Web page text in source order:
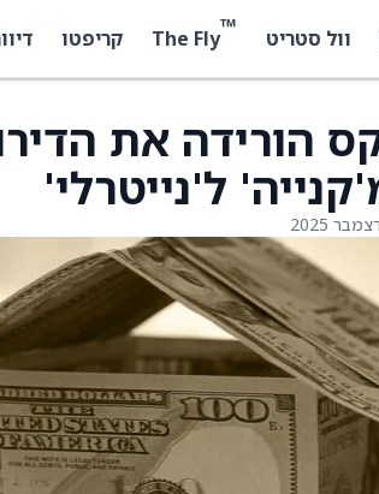
וול סטריט ™
The Fly קריפטו